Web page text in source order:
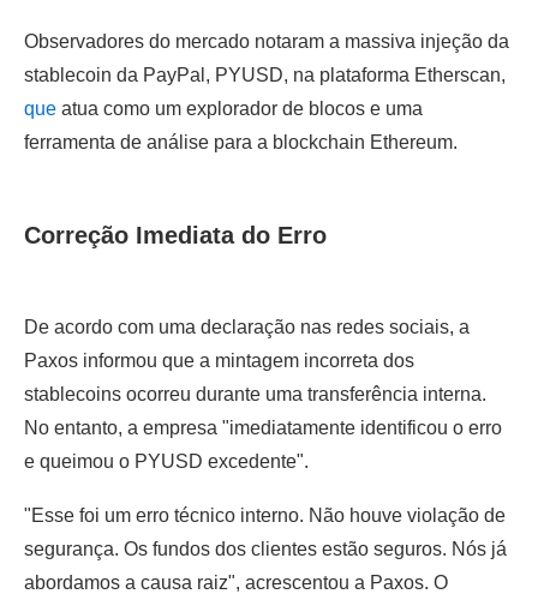
Observadores do mercado notaram a massiva injeção da
stablecoin da PayPal, PYUSD, na plataforma Etherscan,
que atua como um explorador de blocos e uma
ferramenta de análise para a blockchain Ethereum.
Correção Imediata do Erro
De acordo com uma declaração nas redes sociais, a
Paxos informou que a mintagem incorreta dos
stablecoins ocorreu durante uma transferência interna.
No entanto, a empresa "imediatamente identificou o erro
e queimou o PYUSD excedente".
"Esse foi um erro técnico interno. Não houve violação de
segurança. Os fundos dos clientes estão seguros. Nós já
abordamos a causa raiz", acrescentou a Paxos. O